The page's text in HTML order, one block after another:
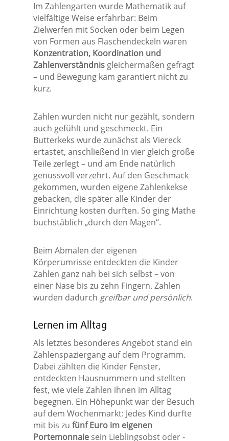
Im Zahlengarten wurde Mathematik auf
vielfältige Weise erfahrbar: Beim
Zielwerfen mit Socken oder beim Legen
von Formen aus Flaschendeckeln waren
Konzentration, Koordination und
Zahlenverständnisgleichermaßen gefragt
– und Bewegung kam garantiert nicht zu
kurz.
Zahlen wurden nicht nur gezählt, sondern
auch gefühlt und geschmeckt. Ein
Butterkeks wurde zunächst als Viereck
ertastet, anschließend in vier gleich große
Teile zerlegt – und am Ende natürlich
genussvoll verzehrt. Auf den Geschmack
gekommen, wurden eigene Zahlenkekse
gebacken, die später alle Kinder der
Einrichtung kosten durften. So ging Mathe
buchstäblich „durch den Magen“.
Beim Abmalen der eigenen
Körperumrisse entdeckten die Kinder
Zahlen ganz nah bei sich selbst – von
einer Nase bis zu zehn Fingern. Zahlen
wurden dadurch greifbar und persönlich.
Lernen im Alltag
Als letztes besonderes Angebot stand ein
Zahlenspaziergang auf dem Programm.
Dabei zählten die Kinder Fenster,
entdeckten Hausnummern und stellten
fest, wie viele Zahlen ihnen im Alltag
begegnen. Ein Höhepunkt war der Besuch
auf dem Wochenmarkt: Jedes Kind durfte
mit bis zu fünf Euro im eigenen
Portemonnaiesein Lieblingsobst oder -